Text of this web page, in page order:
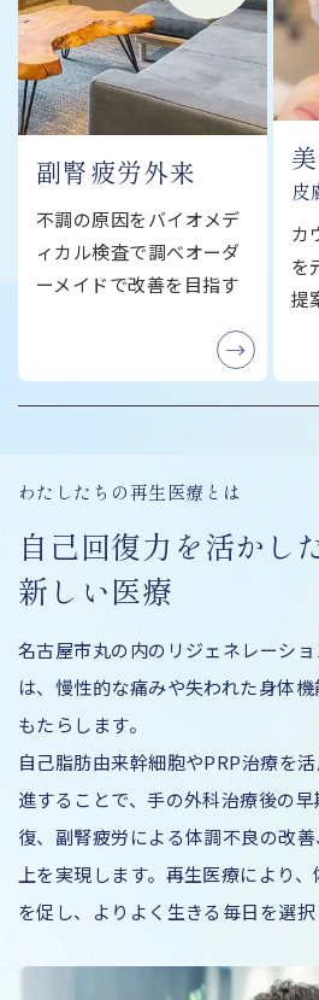
副腎疲労外来
不調の原因をバイオメデ
ィカル検査で調べオーダ
ーメイドで改善を目指す
皮
カ
を
提
わた した ち の再生医療 と は
自 己回復力 を活か し
新 し い医療
名古屋市丸の内のリジェネレーシ
は、慢性的な痛みや失われた身体
もたらします。
自己脂肪由来幹細胞やPRP治療を
進することで、手の外科治療後の
復、副腎疲労による体調不良の改
上を実現します。再生医療により
を促し、よりよく生きる毎日を選択